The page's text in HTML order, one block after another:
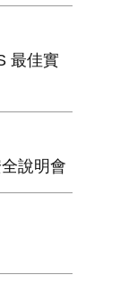
最佳實
說明會